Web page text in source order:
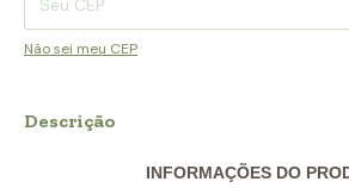
Não sei meu CEP
Descrição
INFORMAÇÕES DO